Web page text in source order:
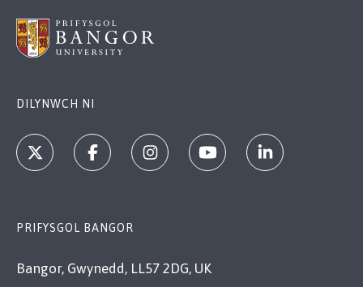
DILYNWCH NI
PRIFYSGOL BANGOR
Bangor, Gwynedd, LL57 2DG, UK